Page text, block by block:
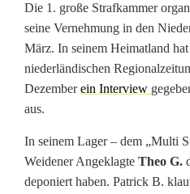
h
e
r
C
h
a
Die 1. große Strafkammer
seine Vernehmung in den
März. In seinem Heimatland
niederländischen
Dezemberein Interview
aus.
In seinem Lager – dem „Multi
Weidener Angeklagte Theo G.
deponiert haben. Patrick B.